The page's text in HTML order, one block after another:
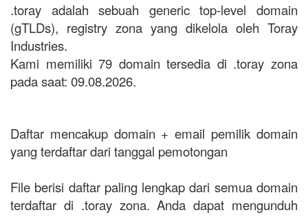
.toray adalah sebuah generic top-level domain
(gTLDs), registry zona yang dikelola oleh Toray
Industries.
Kami memiliki 79 domain tersedia di .toray zona
pada saat: 09.08.2026.
Daftar mencakup domain + email pemilik domain
yang terdaftar dari tanggal pemotongan
File berisi daftar paling lengkap dari semua domain
terdaftar di .toray zona. Anda dapat mengunduh